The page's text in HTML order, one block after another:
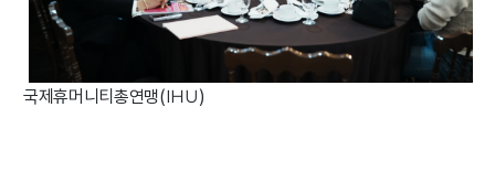
국제휴머니티총연맹(IHU)